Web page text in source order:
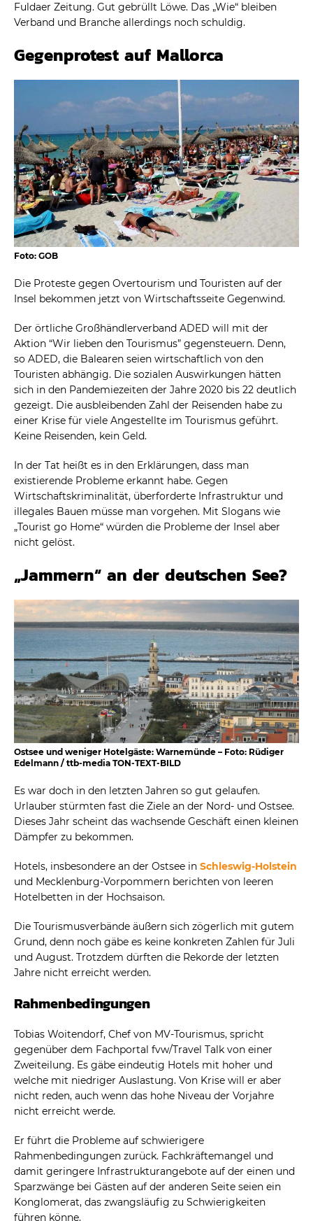
Fuldaer Zeitung. Gut gebrüllt Löwe. Das „Wie“ bleiben
Verband und Branche allerdings noch schuldig.
Gegenprotest auf Mallorca
Foto: GOB
Die Proteste gegen Overtourism und Touristen auf der
Insel bekommen jetzt von Wirtschaftsseite Gegenwind.
Der örtliche Großhändlerverband ADED will mit der
Aktion “Wir lieben den Tourismus” gegensteuern. Denn,
so ADED, die Balearen seien wirtschaftlich von den
Touristen abhängig. Die sozialen Auswirkungen hätten
sich in den Pandemiezeiten der Jahre 2020 bis 22 deutlich
gezeigt. Die ausbleibenden Zahl der Reisenden habe zu
einer Krise für viele Angestellte im Tourismus geführt.
Keine Reisenden, kein Geld.
In der Tat heißt es in den Erklärungen, dass man
existierende Probleme erkannt habe. Gegen
Wirtschaftskriminalität, überforderte Infrastruktur und
illegales Bauen müsse man vorgehen. Mit Slogans wie
„Tourist go Home“ würden die Probleme der Insel aber
nicht gelöst.
„Jammern“ an der deutschen See?
Ostsee und weniger Hotelgäste: Warnemünde – Foto: Rüdiger
Edelmann / ttb-media TON-TEXT-BILD
Es war doch in den letzten Jahren so gut gelaufen.
Urlauber stürmten fast die Ziele an der Nord- und Ostsee.
Dieses Jahr scheint das wachsende Geschäft einen kleinen
Dämpfer zu bekommen.
Hotels, insbesondere an der Ostsee in Schleswig-Holstein
und Mecklenburg-Vorpommern berichten von leeren
Hotelbetten in der Hochsaison.
Die Tourismusverbände äußern sich zögerlich mit gutem
Grund, denn noch gäbe es keine konkreten Zahlen für Juli
und August. Trotzdem dürften die Rekorde der letzten
Jahre nicht erreicht werden.
Rahmenbedingungen
Tobias Woitendorf, Chef von MV-Tourismus, spricht
gegenüber dem Fachportal fvw/Travel Talk von einer
Zweiteilung. Es gäbe eindeutig Hotels mit hoher und
welche mit niedriger Auslastung. Von Krise will er aber
nicht reden, auch wenn das hohe Niveau der Vorjahre
nicht erreicht werde.
Er führt die Probleme auf schwierigere
Rahmenbedingungen zurück. Fachkräftemangel und
damit geringere Infrastrukturangebote auf der einen und
Sparzwänge bei Gästen auf der anderen Seite seien ein
Konglomerat, das zwangsläufig zu Schwierigkeiten
führen könne.